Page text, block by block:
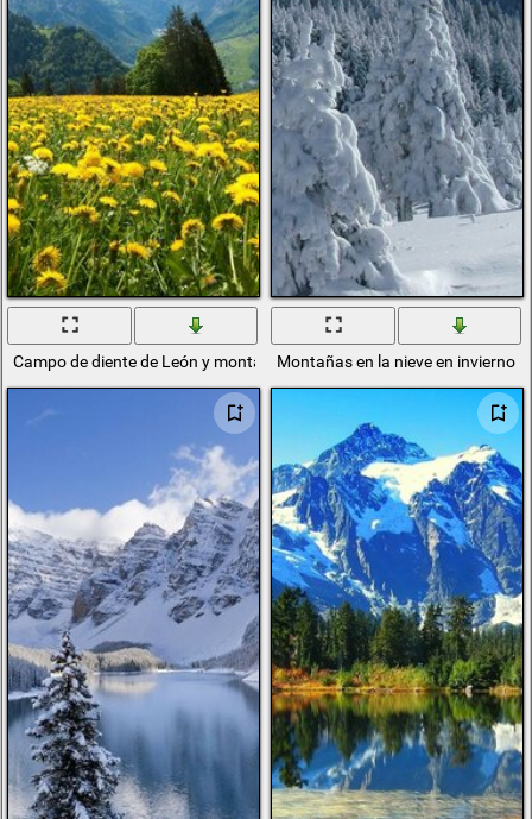
Campo de diente de León y montañas en la nieveMontañas en la nieve en invierno